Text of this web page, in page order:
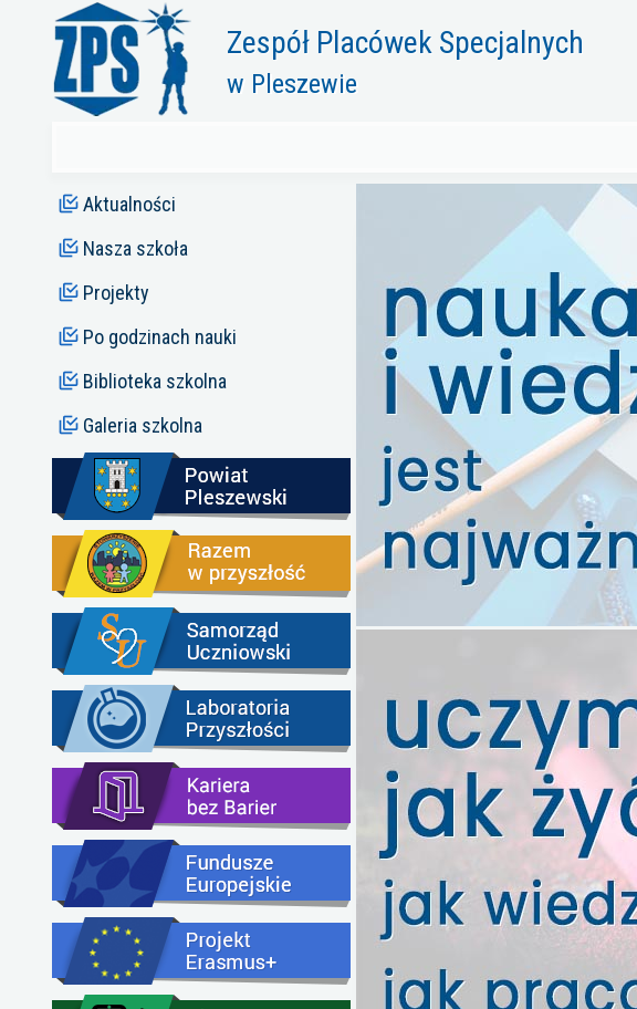
Zespół Placówek Specjalnych
w Pleszewie
Aktualności
Nasza szkoła
Projekty
Po godzinach nauki
Biblioteka szkolna
Galeria szkolna